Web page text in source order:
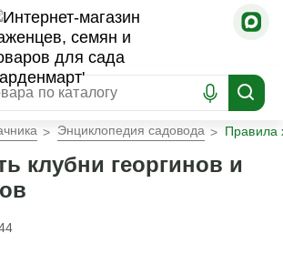
Энциклопедия садовода Правила
клубни георгинов и